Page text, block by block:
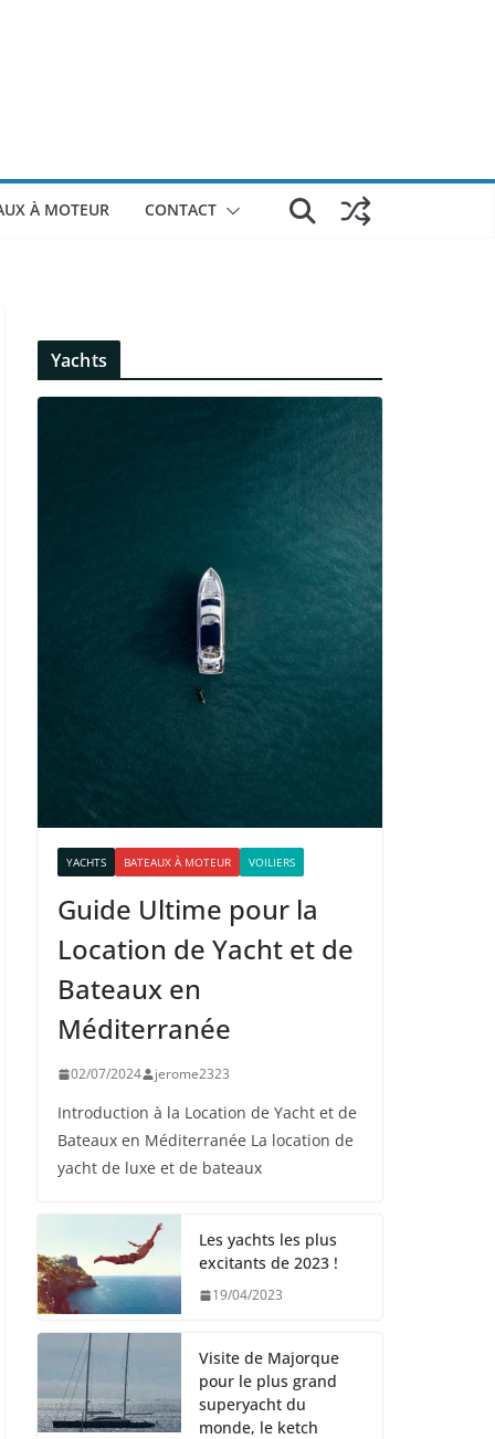
À MOTEUR CONTACT
Yachts
YACHTS BATEAUX À MOTEUR VOILIERS
Guide Ultime pour la
Location de Yacht et de
Bateaux en
Méditerranée
02/07/2024 jerome2323
Introduction à la Location de Yacht et de
Bateaux en Méditerranée La location de
yacht de luxe et de bateaux
Les yachts les plus
excitants de 2023 !
19/04/2023
Visite de Majorque
pour le plus grand
superyacht du
monde, le ketch